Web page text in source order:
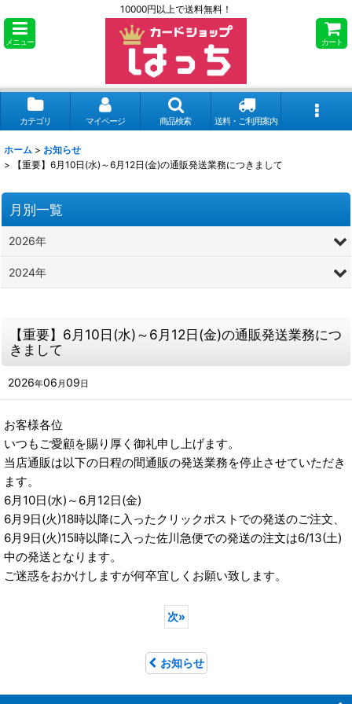
10000円以上で送料無料！
メニュー カート
カテゴリ マイページ 商品検索 送料・ご利用案内
ホーム > お知らせ
>
【重要】6月10日(水)～6月12日(金)の通販発送業務につきまして
【重要】6月10日(水)～6月12日(金)の通販発送業務につ
きまして
2026年06 月09日
お客様各位
いつもご愛顧を賜り厚く御礼申し上げます。
当店通販は以下の日程の間通販の発送業務を停止させていただき
ます。
6月10日(水)～6月12日(金)
6月9日(火)18時以降に入ったクリックポストでの発送のご注文、
6月9日(火)15時以降に入った佐川急便での発送の注文は6/13(土)
中の発送となります。
ご迷惑をおかけしますが何卒宜しくお願い致します。
次»
お知らせ
月別一覧
2026年
2024年